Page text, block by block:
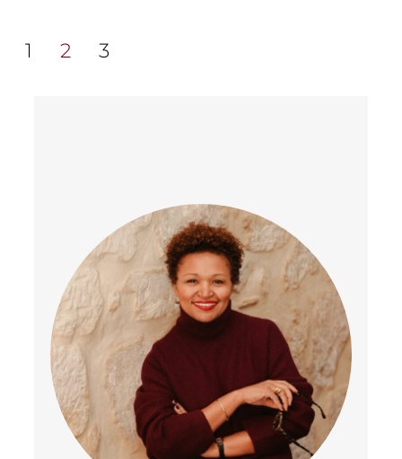
1 2 3